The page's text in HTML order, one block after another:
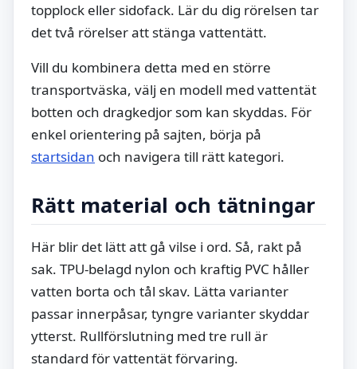
topplock eller sidofack. Lär du dig rörelsen tar
det två rörelser att stänga vattentätt.
Vill du kombinera detta med en större
transportväska, välj en modell med vattentät
botten och dragkedjor som kan skyddas. För
enkel orientering på sajten, börja på
startsidan och navigera till rätt kategori.
Rätt material och tätningar
Här blir det lätt att gå vilse i ord. Så, rakt på
sak. TPU-belagd nylon och kraftig PVC håller
vatten borta och tål skav. Lätta varianter
passar innerpåsar, tyngre varianter skyddar
ytterst. Rullförslutning med tre rull är
standard för vattentät förvaring.